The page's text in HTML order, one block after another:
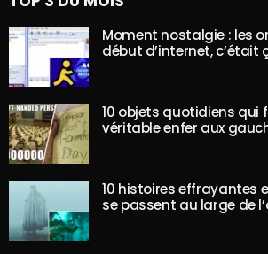
Moment nostalgie : les
début d’internet, c’était
10 objets quotidiens qui
véritable enfer aux
10 histoires effrayantes
se passent au large de